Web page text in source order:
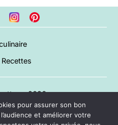
– 2026
pour assurer son bon
et améliorer votre